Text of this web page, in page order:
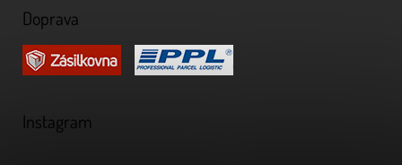
Doprava
Instagram